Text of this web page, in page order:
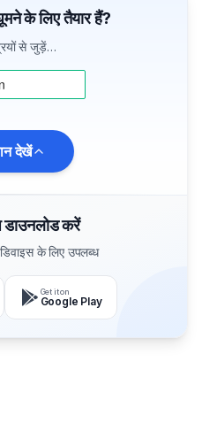
के लिए तैयार हैं?
से जुड़ें…
देखें
करें
के लिए उपलब्ध
Get it on
Google Play